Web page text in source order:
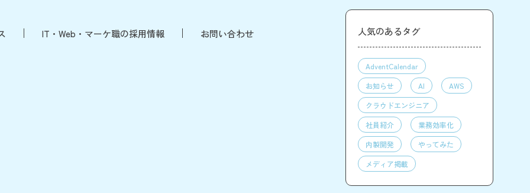
IT・Web・マーケ職の採用情報 お問い合わせ 人気のあるタグ
AdventCalendar
お知らせ
AI
AWS
クラウドエンジニア
社員紹介
業務効率化
内製開発
やってみた
メディア掲載